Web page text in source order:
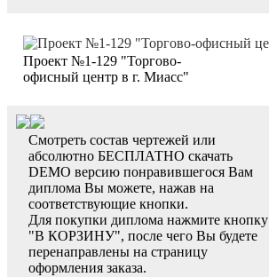
Проект №1-129 "Торгово-
офисный центр в г. Миасс"
Смотреть состав чертежей или
абсолютно БЕСПЛАТНО скачать
DEMO версию понравившегося Вам
диплома Вы можете, нажав на
соответствующие кнопки.
Для покупки диплома нажмите кнопку
"В КОРЗИНУ", после чего Вы будете
перенаправлены на страницу
оформления заказа.